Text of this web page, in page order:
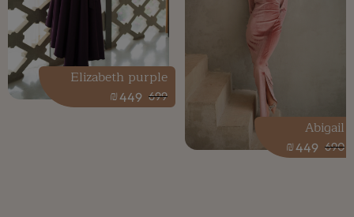
690
449
₪
Abigail
699
449
₪
Elizabeth purple